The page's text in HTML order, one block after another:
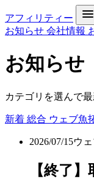
アフィリティー
お知らせ 会社情報
お知らせ
カテゴリを選んで
新着 総合 ウェブ魚
2026/07/15ウ
【終了